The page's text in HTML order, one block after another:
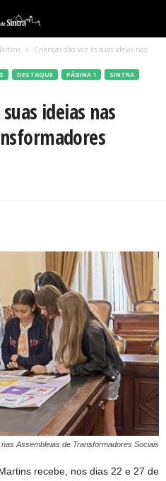
Crianças dão voz às suas ideias nas
DESTAQUE PÁGINA 1
SINTRA
ideias nas
Assembleias de Transformadores Sociais
recebe, nos dias 22 e 27 de